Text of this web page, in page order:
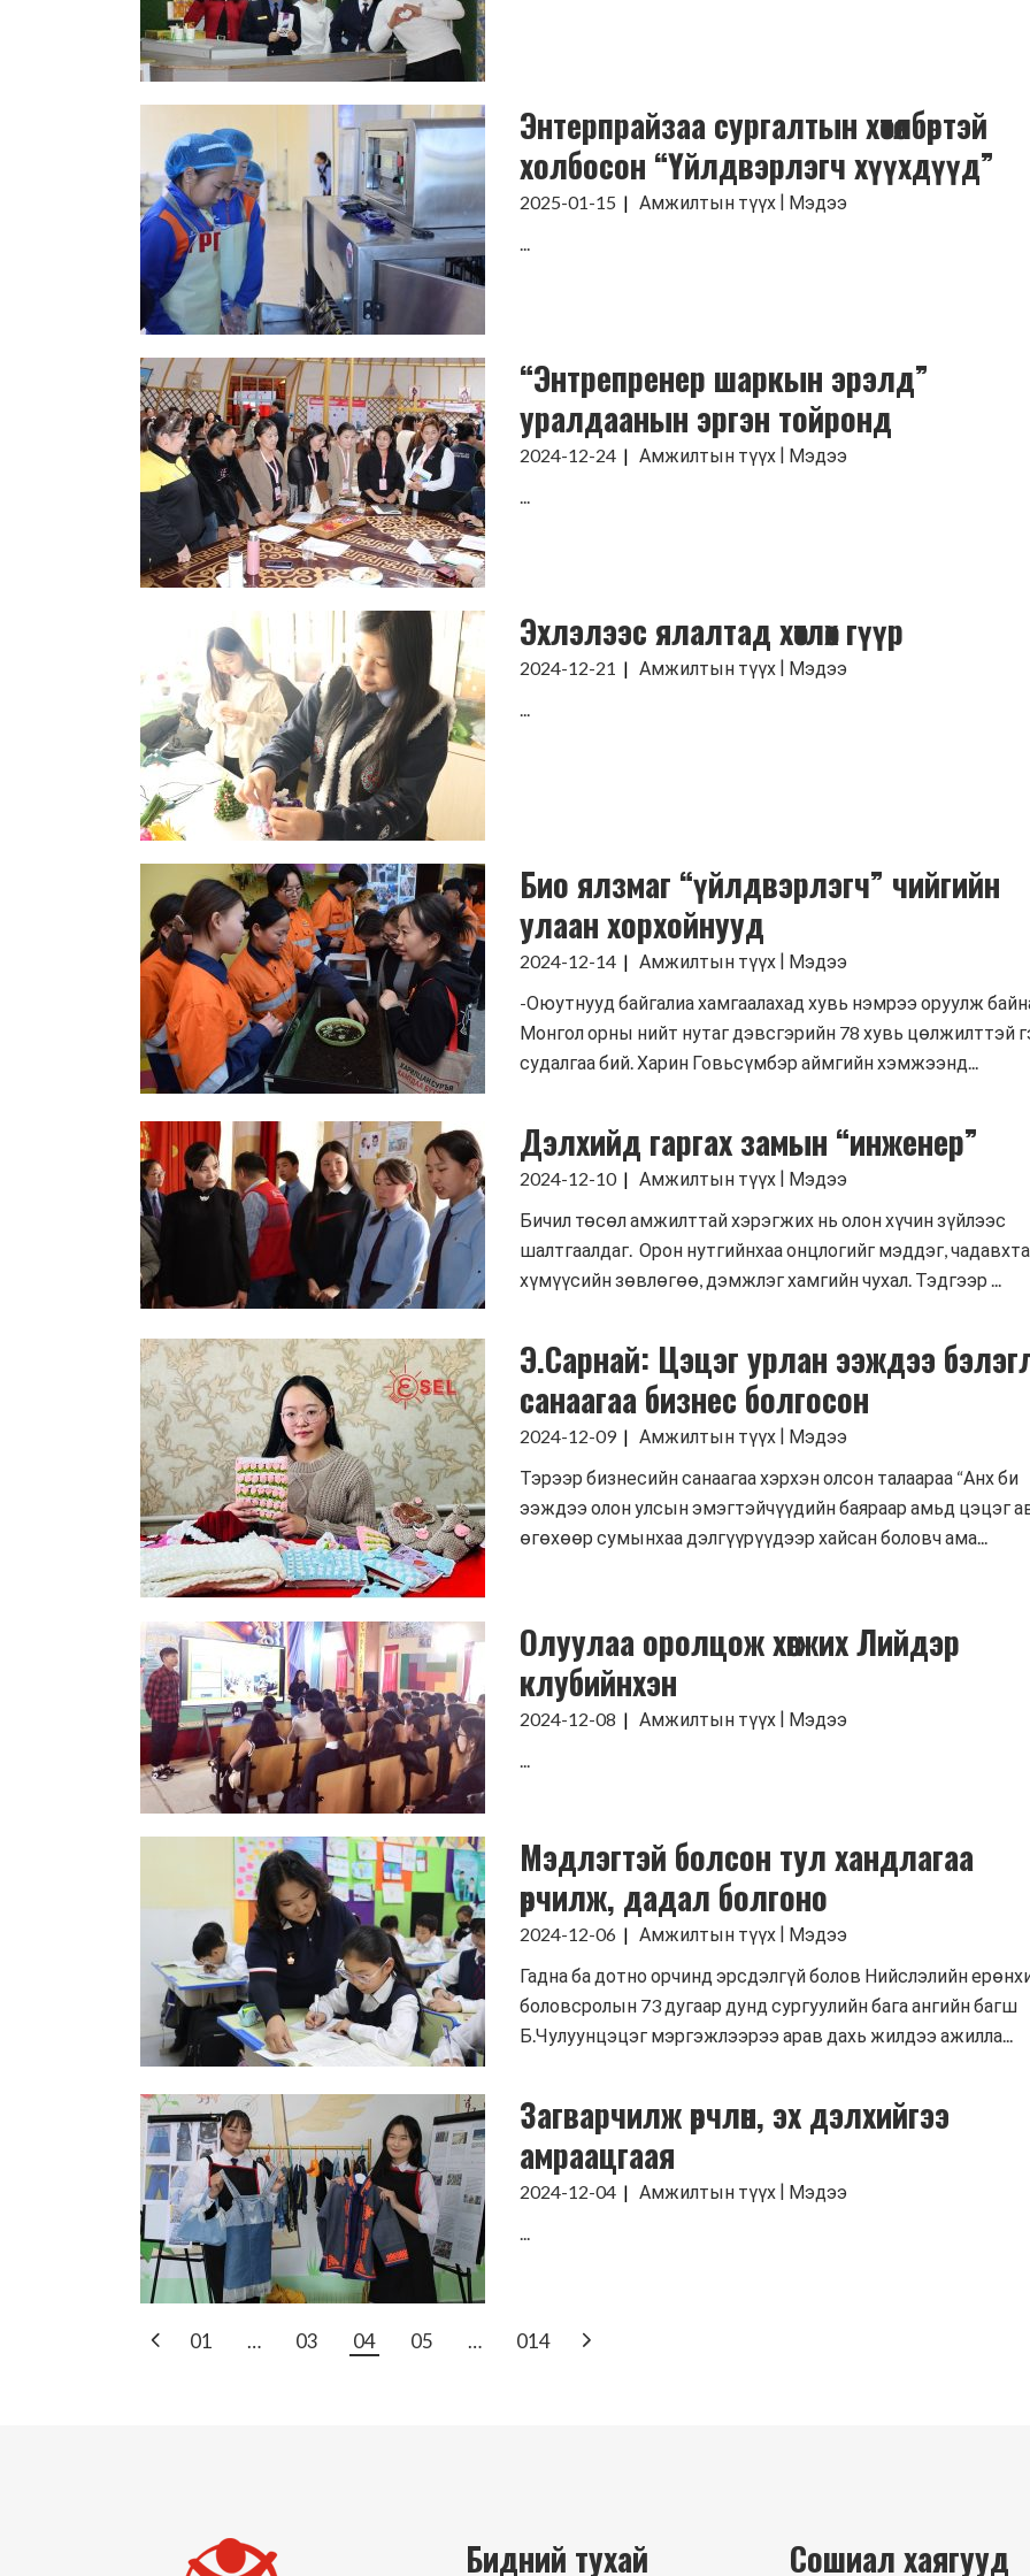
Кампанит ажил
Хэрэгжүүлсэн төслүүд
Энтерпрайзаа сургалтын хөтөлбөртэй
холбосон “Үйлдвэрлэгч хүүхдүүд”
2025-01-15 Амжилтын түүх | Мэдээ
...
“Энтрепренер шаркын эрэлд”
уралдаанын эргэн тойронд
2024-12-24 Амжилтын түүх | Мэдээ
...
Эхлэлээс ялалтад хөтлөх гүүр
2024-12-21 Амжилтын түүх | Мэдээ
...
Био ялзмаг “үйлдвэрлэгч” чийгийн
улаан хорхойнууд
2024-12-14 Амжилтын түүх | Мэдээ
-Оюутнууд байгалиа хамгаалахад хувь нэмрээ оруулж
Монгол орны нийт нутаг дэвсгэрийн 78 хувь цөлжилттэй
судалгаа бий. Харин Говьсүмбэр аймгийн хэмжээнд...
Дэлхийд гаргах замын “инженер”
2024-12-10 Амжилтын түүх | Мэдээ
Бичил төсөл амжилттай хэрэгжих нь олон хүчин зүйлээс
шалтгаалдаг. Орон нутгийнхаа онцлогийг мэддэг,
хүмүүсийн зөвлөгөө, дэмжлэг хамгийн чухал. Тэдгээр ...
Э.Сарнай: Цэцэг урлан ээждээ
санаагаа бизнес болгосон
2024-12-09 Амжилтын түүх | Мэдээ
Тэрээр бизнесийн санаагаа хэрхэн олсон талаараа “Анх би
ээждээ олон улсын эмэгтэйчүүдийн баяраар амьд цэцэг
өгөхөөр сумынхаа дэлгүүрүүдээр хайсан боловч ама...
Олуулаа оролцож хөгжих Лийдэр
клубийнхэн
2024-12-08 Амжилтын түүх | Мэдээ
...
Мэдлэгтэй болсон тул хандлагаа
өөрчилж, дадал болгоно
2024-12-06 Амжилтын түүх | Мэдээ
Гадна ба дотно орчинд эрсдэлгүй болов Нийслэлийн
боловсролын 73 дугаар дунд сургуулийн бага ангийн багш
Б.Чулуунцэцэг мэргэжлээрээ арав дахь жилдээ ажилла...
Загварчилж өөрчлөн, эх дэлхийгээ
амраацгаая
2024-12-04 Амжилтын түүх | Мэдээ
...
POSTS
01 … 03 04 05 … 014
Бидний тухай Сошиал хаягууд